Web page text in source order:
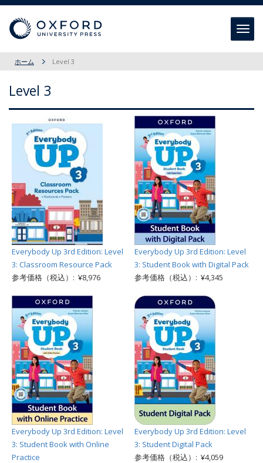
ホーム Level 3
Level 3
Everybody Up 3rd Edition: Level
3: Classroom Resource Pack
参考価格（税込）: ¥8,976
Everybody Up 3rd Edition: Level
3: Student Book with Digital Pack
参考価格（税込）: ¥4,345
Everybody Up 3rd Edition: Level
3: Student Book with Online
Practice
Everybody Up 3rd Edition: Level
3: Student Digital Pack
参考価格（税込）: ¥4,059